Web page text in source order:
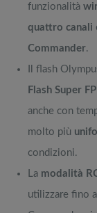
funzionalità
quattro canali
Commander.
Il flash
Flash Super FP
anche con
molto più
condizioni.
La modalità
utilizzare fino